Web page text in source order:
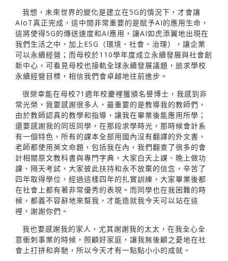
我想，未來世界的變化是建立在5G的情況下，才會讓
AIoT真正完成，這中間非常重要的是賦予AI的應用生命，
這將使得5G的傳送速度和AI應用，讓AI如虎添翼地出現在
我們生活之中，加上ESG（環境、社會、治理），讓企業
可以永續經營；而母校於110學年度成立永續發展與社會創
新中心，可看見母校也接軌全球永續發展議題，追求學校
永續經營目標，相信我們會卓越地往前進步。
很榮幸能在母校71週年校慶裡獲頒名譽博士，我感到非
常光榮，我要感謝很多人，最重要的是教導我的教師們，
由於教師認真的教學和指導，讓我在畢業後能應用所學；
還要感謝我的同班同學，在那段求學時光，那時候會計系
有一個特色，所有的課本全部用國內沒有翻譯的外文書，
老師都使用英文命題，包括我在內，我們翻查了很多的會
計相關原文教科書與專門字典，大家白天上課、晚上做功
課、隔天考試，大家彼此扶持和永不放棄的信念，辛苦了
四年取得學位，經過這樣四年的扎實訓練，大家畢業後都
在社會上都有著非常優秀的表現。而同學也在我困難的時
候，都義不容辭地來幫我，才能造就我今天可以站在這
裡，謝謝你們。
我也要感謝我的家人，尤其謝謝我的太太，在我全心全
意衝刺事業的時候，照顧好家庭，讓我無後顧之憂地在社
會上打拼和奔馳，所以今天才有一點點小小的成就。